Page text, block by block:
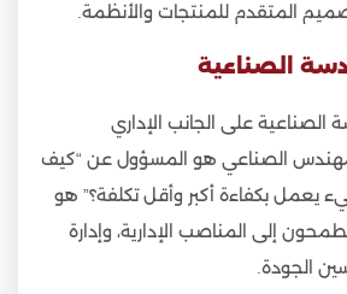
المتقدم للمنتجات والأنظمة.
الصناعية
الصناعية على الجانب الإداري
الصناعي هو المسؤول عن “كيف
يعمل بكفاءة أكبر وأقل تكلفة؟” هو
إلى المناصب الإدارية، وإدارة
الجودة.